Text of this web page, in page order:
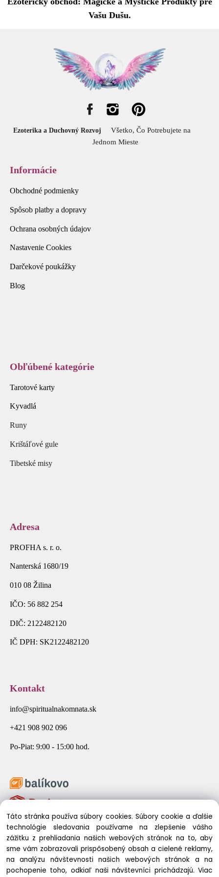
Vašu Dušu.
Ezoterika a Duchovný Rozvoj
Všetko, Čo Potrebujete na
Jednom Mieste
Informácie
Obchodné podmienky
Spôsob platby a dopravy
Ochrana osobných údajov
Nastavenie Cookies
Darčekové poukážky
Blog
Obľúbené kategórie
Tarotové karty
Kyvadlá
Runy
Krištáľové gule
Tibetské misy
Adresa
PROFHA s. r. o.
Nanterská 1680/19
010 08 Žilina
IČO: 56 882 254
DIČ: 2122482120
IČ DPH: SK2122482120
Kontakt
info@spiritualnakomnata.sk
+421 908 902 096
Po-Piat: 9:00 - 15:00 hod.
© 2026 Spirituálna Komnata. Všetky práva vyhradené.
Táto stránka používa súbory cookies. Súbory cookie a ďalšie
technológie sledovania používame na zlepšenie vášho
zážitku z prehliadania našich webových stránok na to, aby
sme vám zobrazovali prispôsobený obsah a cielené reklamy,
na analýzu návštevnosti našich webových stránok a na
pochopenie toho, odkiaľ naši návštevníci prichádzajú.Viac